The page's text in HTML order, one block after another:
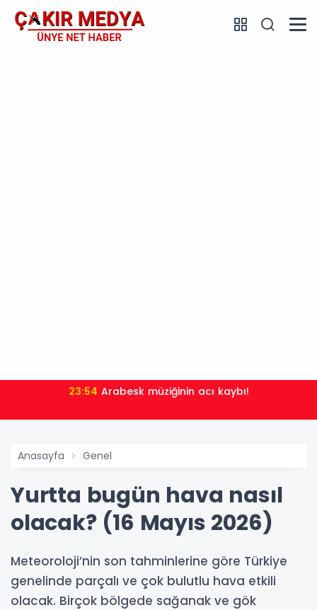
23:54 Arabesk müziğinin acı kaybı!
Anasayfa Genel
Yurtta bugün hava nasıl
olacak? (16 Mayıs 2026)
Meteoroloji’nin son tahminlerine göre Türkiye
genelinde parçalı ve çok bulutlu hava etkili
olacak. Birçok bölgede sağanak ve gök